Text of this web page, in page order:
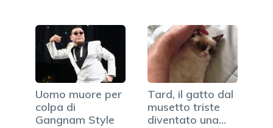
Uomo muore per
colpa di
Gangnam Style
Tard, il gatto dal
musetto triste
diventato una